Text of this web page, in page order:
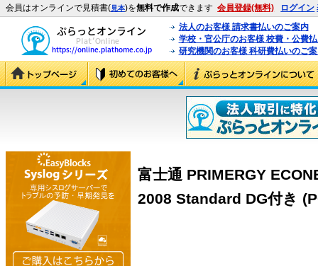
会員はオンラインで見積書(見本)を無料で作成できます 会員登録(無料) ログイン
法人のお客様 請求書払いのご案内
学校・官公庁のお客様 校費・公費
研究機関のお客様 科研費払いのご
富士通 PRIMERGY
2008 Standard DG付き